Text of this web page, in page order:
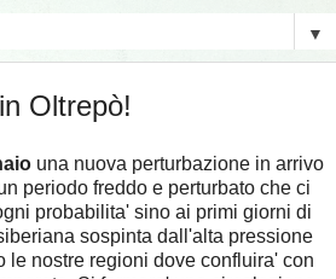
▼
Oltrepò!
una nuova perturbazione in arrivo
periodo freddo e perturbato che ci
probabilita' sino ai primi giorni di
sospinta dall'alta pressione
le nostre regioni dove confluira' con